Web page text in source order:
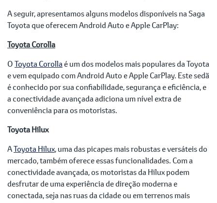
A seguir, apresentamos alguns modelos disponíveis na Saga
Toyota que oferecem Android Auto e Apple CarPlay:
Toyota Corolla
OToyota Corollaé um dos modelos mais populares da Toyota
e vem equipado com Android Auto e Apple CarPlay. Este sedã
é conhecido por sua confiabilidade, segurança e eficiência, e
a conectividade avançada adiciona um nível extra de
conveniência para os motoristas.
Toyota Hilux
AToyota Hilux, uma das picapes mais robustas e versáteis do
mercado, também oferece essas funcionalidades. Com a
conectividade avançada, os motoristas da Hilux podem
desfrutar de uma experiência de direção moderna e
conectada, seja nas ruas da cidade ou em terrenos mais